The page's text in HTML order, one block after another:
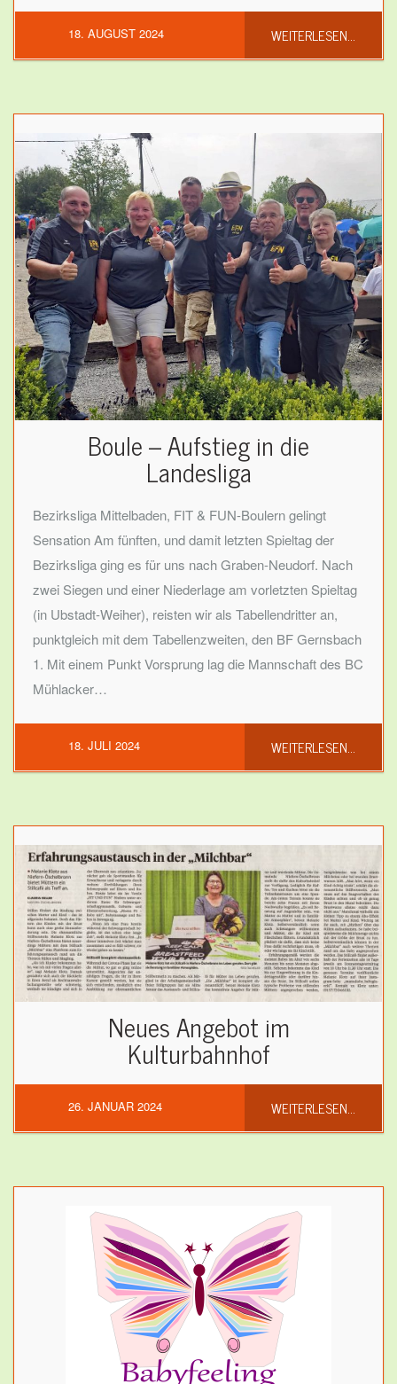
WEITERLESEN...
18. AUGUST 2024
Boule – Aufstieg in die
Landesliga
Bezirksliga Mittelbaden, FIT & FUN-Boulern gelingt
Sensation Am fünften, und damit letzten Spieltag der
Bezirksliga ging es für uns nach Graben-Neudorf. Nach
zwei Siegen und einer Niederlage am vorletzten Spieltag
(in Ubstadt-Weiher), reisten wir als Tabellendritter an,
punktgleich mit dem Tabellenzweiten, den BF Gernsbach
1. Mit einem Punkt Vorsprung lag die Mannschaft des BC
Mühlacker…
WEITERLESEN...
18. JULI 2024
Neues Angebot im
Kulturbahnhof
WEITERLESEN...
26. JANUAR 2024